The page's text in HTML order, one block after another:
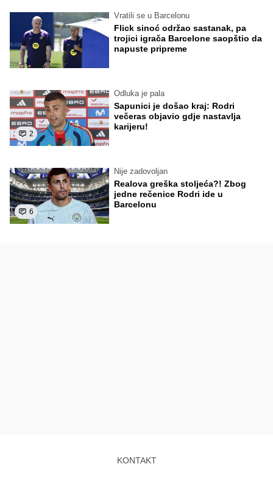
Vratili se u Barcelonu
Flick sinoć održao sastanak, pa
trojici igrača Barcelone saopštio da
napuste pripreme
2
Odluka je pala
Sapunici je došao kraj: Rodri
večeras objavio gdje nastavlja
karijeru!
6
Nije zadovoljan
Realova greška stoljeća?! Zbog
jedne rečenice Rodri ide u
Barcelonu
KONTAKT